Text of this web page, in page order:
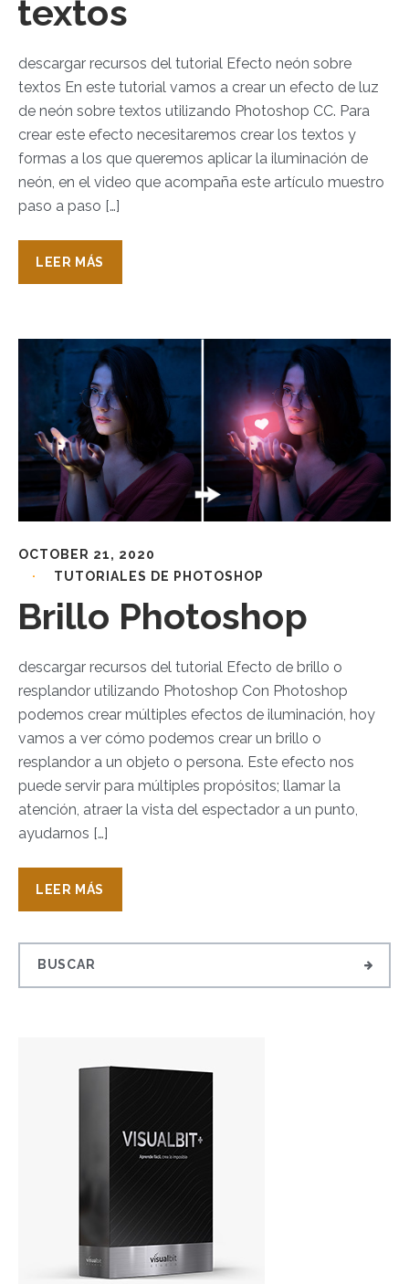
textos
descargar recursos del tutorial Efecto neón sobre
textos En este tutorial vamos a crear un efecto de luz
de neón sobre textos utilizando Photoshop CC. Para
crear este efecto necesitaremos crear los textos y
formas a los que queremos aplicar la iluminación de
neón, en el video que acompaña este artículo muestro
paso a paso […]
LEER MÁS
OCTOBER 21, 2020
TUTORIALES DE PHOTOSHOP
Brillo Photoshop
descargar recursos del tutorial Efecto de brillo o
resplandor utilizando Photoshop Con Photoshop
podemos crear múltiples efectos de iluminación, hoy
vamos a ver cómo podemos crear un brillo o
resplandor a un objeto o persona. Este efecto nos
puede servir para múltiples propósitos; llamar la
atención, atraer la vista del espectador a un punto,
ayudarnos […]
LEER MÁS